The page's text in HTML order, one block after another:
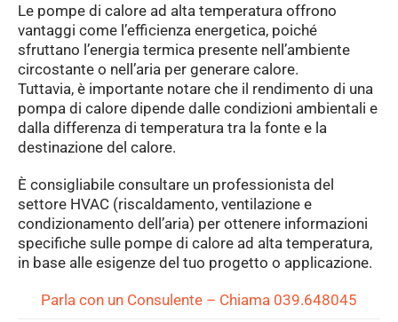
Le pompe di calore ad alta temperatura offrono
vantaggi come l’efficienza energetica, poiché
sfruttano l’energia termica presente nell’ambiente
circostante o nell’aria per generare calore.
Tuttavia, è importante notare che il rendimento di una
pompa di calore dipende dalle condizioni ambientali e
dalla differenza di temperatura tra la fonte e la
destinazione del calore.
È consigliabile consultare un professionista del
settore HVAC (riscaldamento, ventilazione e
condizionamento dell’aria) per ottenere informazioni
specifiche sulle pompe di calore ad alta temperatura,
in base alle esigenze del tuo progetto o applicazione.
Parla con un Consulente – Chiama 039.648045